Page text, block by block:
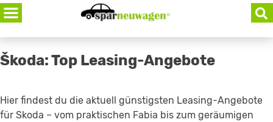
Skip
to
content
Škoda: Top Leasing-Angebote
Hier findest du die aktuell günstigsten Leasing-Angebote
für Skoda – vom praktischen Fabia bis zum geräumigen